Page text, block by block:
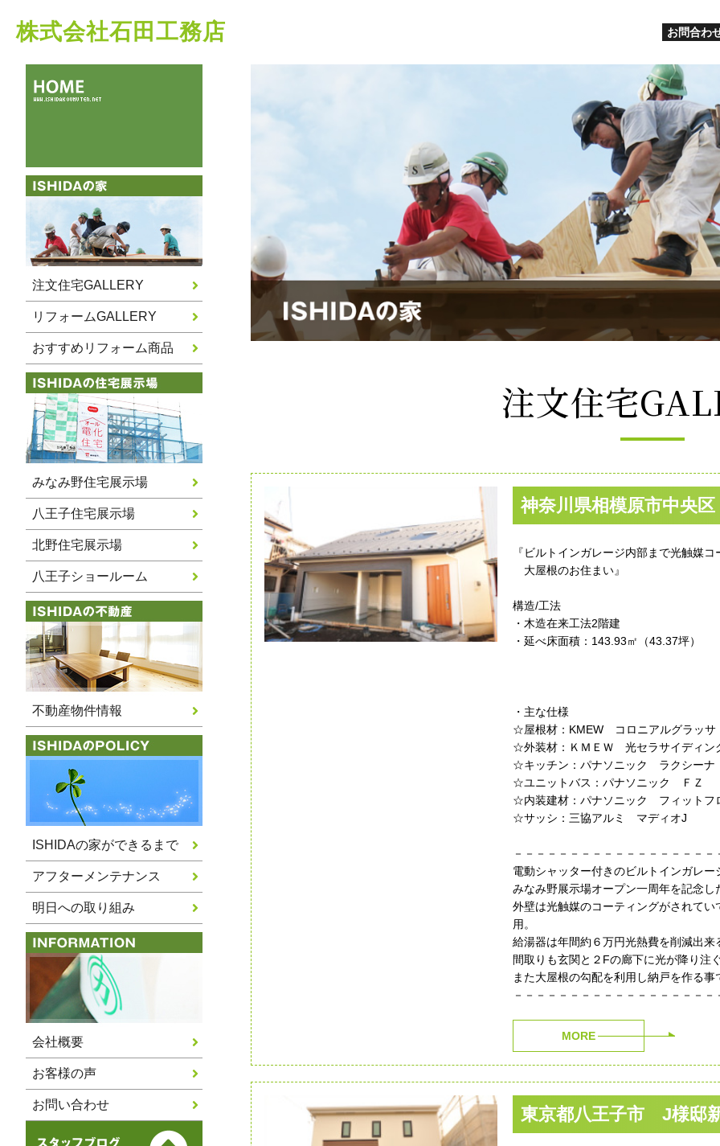
株式会社石田工務店 お問合わ
注文住宅GALLERY
リフォームGALLERY
おすすめリフォーム商品
みなみ野住宅展示場
八王子住宅展示場
北野住宅展示場
八王子ショールーム
不動産物件情報
ISHIDAの家ができるまで
アフターメンテナンス
明日への取り組み
会社概要
お客様の声
お問い合わせ
注文住宅
神奈川県相模原市中央
『ビルトインガレージ内部まで光触媒
大屋根のお住まい』
構造/工法
・木造在来工法2階建
・延べ床面積：143.93㎡（43.37坪）
・主な仕様
☆屋根材：KMEW コロニアルグラッサ
☆外装材：ＫＭＥＷ 光セラサイディン
☆キッチン：パナソニック ラクシーナ
☆ユニットバス：パナソニック ＦＺ
☆内装建材：パナソニック フィットフ
☆サッシ：三協アルミ マディオJ
－－－－－－－－－－－－－－－－－
電動シャッター付きのビルトインガレー
みなみ野展示場オープン一周年を記念
外壁は光触媒のコーティングがされて
用。
給湯器は年間約６万円光熱費を削減出
間取りも玄関と２Fの廊下に光が降り注
また大屋根の勾配を利用し納戸を作る
－－－－－－－－－－－－－－－－－
MORE
東京都八王子市 J様邸